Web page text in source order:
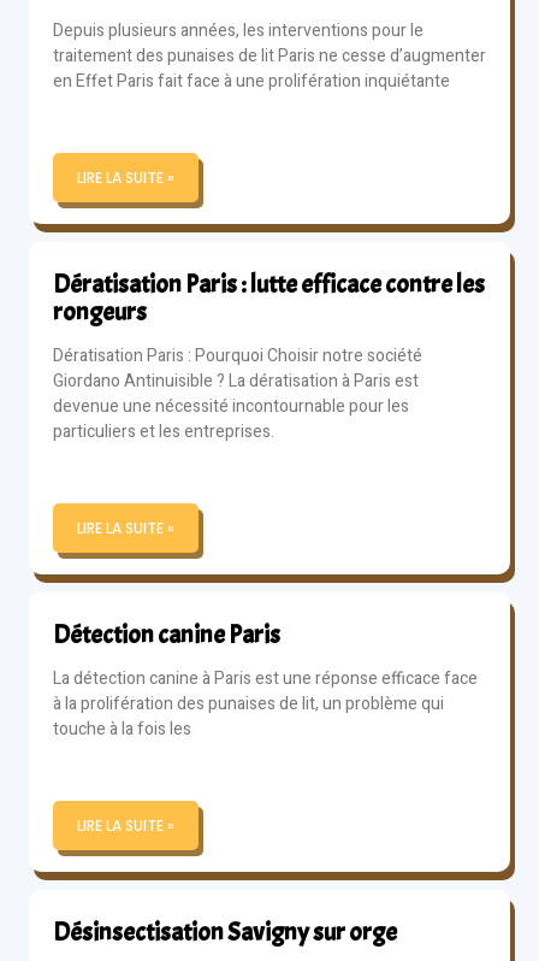
Depuis plusieurs années, les interventions pour le
traitement des punaises de lit Paris ne cesse d’augmenter
en Effet Paris fait face à une prolifération inquiétante
LIRE LA SUITE »
Dératisation Paris : lutte efficace contre les
rongeurs
Dératisation Paris : Pourquoi Choisir notre société
Giordano Antinuisible ? La dératisation à Paris est
devenue une nécessité incontournable pour les
particuliers et les entreprises.
LIRE LA SUITE »
Détection canine Paris
La détection canine à Paris est une réponse efficace face
à la prolifération des punaises de lit, un problème qui
touche à la fois les
LIRE LA SUITE »
Désinsectisation Savigny sur orge